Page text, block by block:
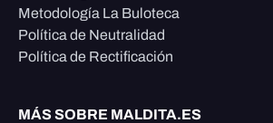
Metodología La Buloteca
Política de Neutralidad
Política de Rectificación
MÁS SOBRE MALDITA.ES